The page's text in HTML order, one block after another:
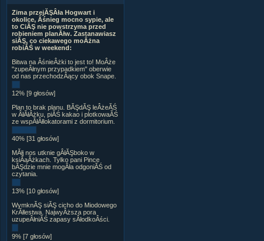
Zima przejĂŞÂła Hogwart i
okolice, Âśnieg mocno sypie, ale
to CiĂŞ nie powstrzyma przed
robieniem planĂłw. Zastanawiasz
siĂŞ, co ciekawego moÂżna
robiĂŚ w weekend:
Bitwa na ÂśnieÂżki to jest to! MoÂże
"zupeÂłnym przypadkiem" oberwie
od nas przechodzÂący obok Snape.
12% [9 głosów]
Plan to brak planu. BĂŞdĂŞ leÂżeĂŚ
w ÂłĂłÂżku, piĂŚ kakao i plotkowaĂŚ
ze wspĂłÂłlokatorami z dormitorium.
40% [31 głosów]
MĂłj nos utknie gÂłĂŞboko w
ksiÂąÂżkach. Tylko pani Pince
bĂŞdzie mnie mogÂła odgoniĂŚ od
czytania.
13% [10 głosów]
WymknĂŞ siĂŞ cicho do Miodowego
KrĂłlestwa. NajwyÂższa pora
uzupeÂłniĂŚ zapasy sÂłodkoÂści.
9% [7 głosów]